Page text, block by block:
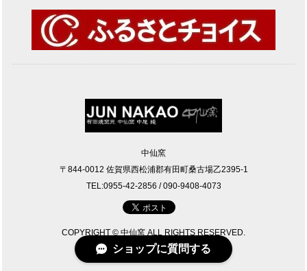
中仙窯
〒844-0012 佐賀県西松浦郡有田町桑古場乙2395-1
TEL:0955-42-2856 / 090-9408-4073
COPYRIGHT © 中仙窯 ALL RIGHTS RESERVED.
ショップに質問する